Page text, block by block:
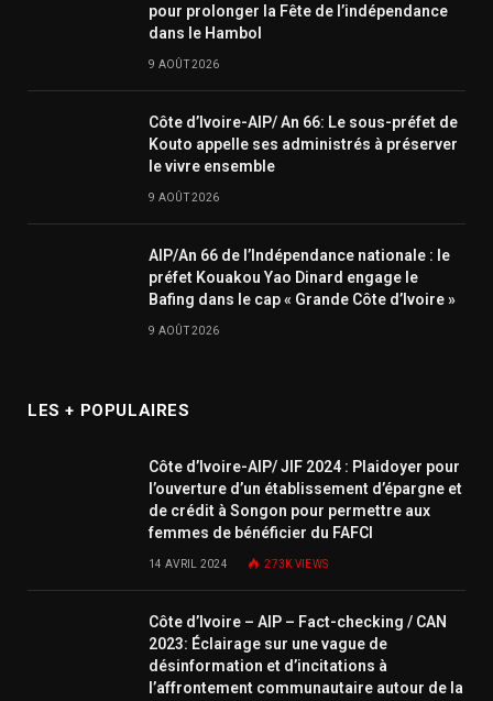
pour prolonger la Fête de l’indépendance
dans le Hambol
9 AOÛT 2026
Côte d’Ivoire-AIP/ An 66: Le sous-préfet de
Kouto appelle ses administrés à préserver
le vivre ensemble
9 AOÛT 2026
AIP/An 66 de l’Indépendance nationale : le
préfet Kouakou Yao Dinard engage le
Bafing dans le cap « Grande Côte d’Ivoire »
9 AOÛT 2026
LES + POPULAIRES
Côte d’Ivoire-AIP/ JIF 2024 : Plaidoyer pour
l’ouverture d’un établissement d’épargne et
de crédit à Songon pour permettre aux
femmes de bénéficier du FAFCI
14 AVRIL 2024 273K VIEWS
Côte d’Ivoire – AIP – Fact-checking / CAN
2023: Éclairage sur une vague de
désinformation et d’incitations à
l’affrontement communautaire autour de la